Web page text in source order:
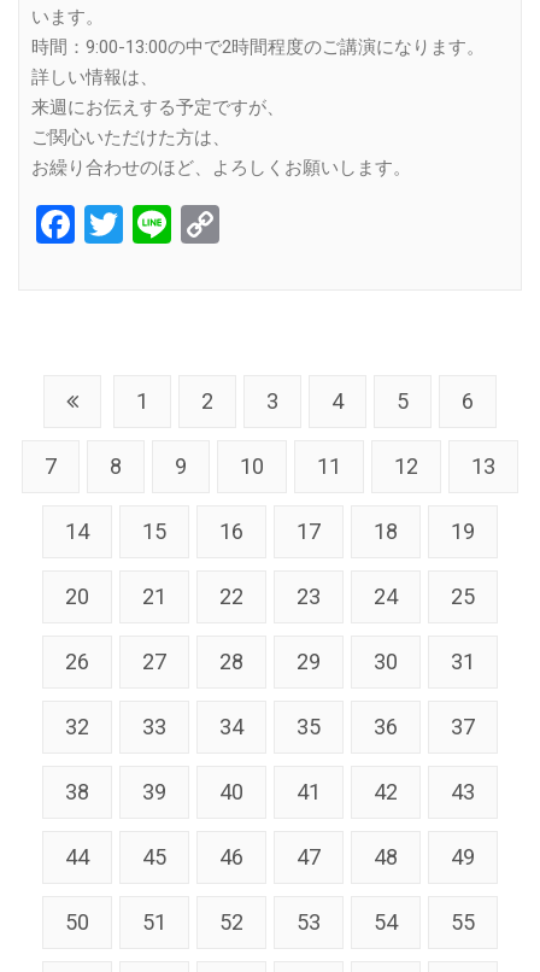
います。
時間：9:00-13:00の中で2時間程度のご講演になります。
詳しい情報は、
来週にお伝えする予定ですが、
ご関心いただけた方は、
お繰り合わせのほど、よろしくお願いします。
Facebook
Twitter
Line
1 2 3 4 5 6
7 8 9 10 11 12 13
14 15 16 17 18 19
20 21 22 23 24 25
26 27 28 29 30 31
32 33 34 35 36 37
38 39 40 41 42 43
44 45 46 47 48 49
50 51 52 53 54 55